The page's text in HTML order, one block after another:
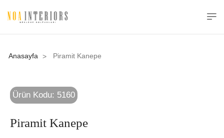
Anasayfa > Piramit Kanepe
Ürün Kodu: 5160
Piramit Kanepe